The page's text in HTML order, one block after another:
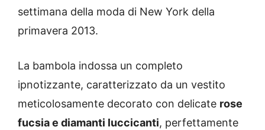
settimana della moda di New York della
primavera 2013.
La bambola indossa un completo
ipnotizzante, caratterizzato da un vestito
meticolosamente decorato con delicate rose
fucsia e diamanti luccicanti, perfettamente